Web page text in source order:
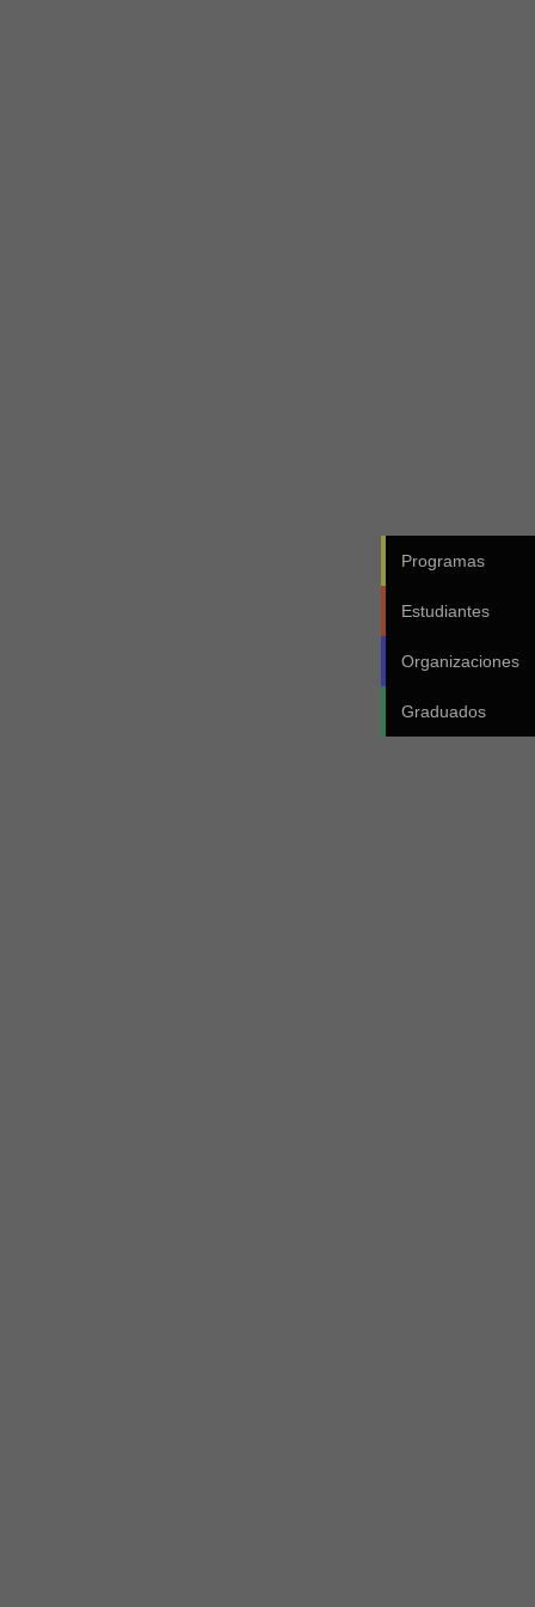
Programas
Estudiantes
Organizaciones
Graduados